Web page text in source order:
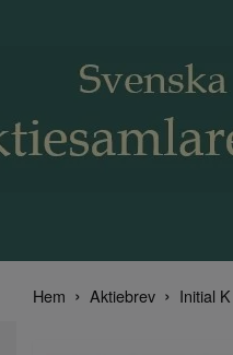
Hem Aktiebrev Initial K